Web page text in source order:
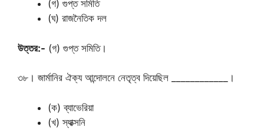
(গ) গুপ্ত সমিতি
(ঘ) রাজনৈতিক দল
উত্তর:- (গ) গুপ্ত সমিতি।
৩৮। জার্মানির ঐক্য আন্দোলনে নেতৃত্ব দিয়েছিল ____________।
(ক) ব্যাভেরিয়া
(খ) স্যাক্সনি